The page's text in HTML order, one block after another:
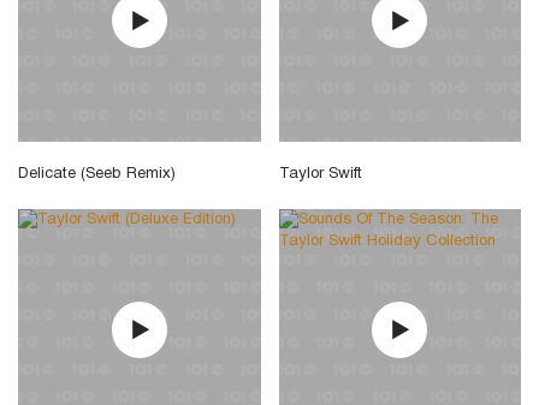
Delicate (Seeb Remix) Taylor Swift